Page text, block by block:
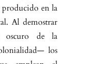
en la
Al demostrar
oscuro de la
los